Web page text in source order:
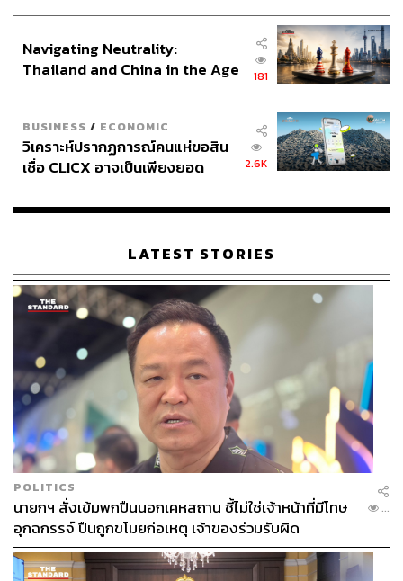
Navigating Neutrality:
Thailand and China in the Age
181
BUSINESS / ECONOMIC
วิเคราะห์ปรากฏการณ์คนแห่ขอสิน
เชื่อ CLICX อาจเป็นเพียงยอด
เรือนไทยที่ถูกซุกไว้
2.6K
LATEST STORIES
POLITICS
นายกฯ สั่งเข้มพกปืนนอกเคหสถาน ชี้ไม่ใช่เจ้าหน้าที่มีโทษ
อุกฉกรรจ์ ปืนถูกขโมยก่อเหตุ เจ้าของร่วมรับผิด
...